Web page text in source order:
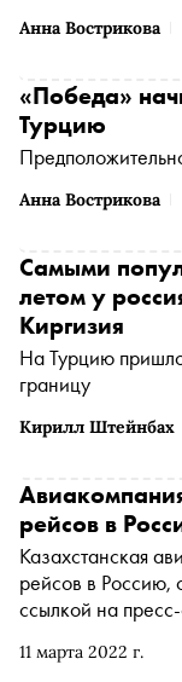
Анна Вострикова
Анна Вострикова
«Победа»
Турцию
Кирилл Штейнбах
Самыми
летом у
Киргизия
На Турцию
границу
11 марта 2022 г.
рейсов в
Казахстанская
рейсов в Россию, сообщает издание Tengri News со
ссылкой на